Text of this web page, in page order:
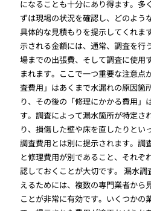
になることも十分にあり得ます。多
ずは現場の状況を確認し、どのよう
具体的な見積もりを提示してくれま
示される金額には、通常、調査を行
場までの出張費、そして調査に使用
まれます。ここで一つ重要な注意点
査費用」はあくまで水漏れの原因箇
り、その後の「修理にかかる費用」
す。調査によって漏水箇所が特定さ
り、損傷した壁や床を直したりとい
調査費用とは別に提示されます。調
と修理費用が別であること、それぞ
認しておくことが大切です。 漏水
えるためには、複数の専門業者から
ことが非常に有効です。いくつかの